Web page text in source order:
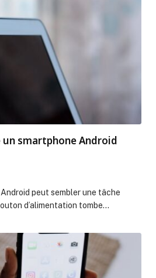
smartphone Android
peut sembler une tâche
d’alimentation tombe…